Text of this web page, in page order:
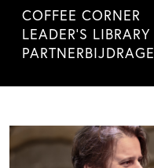
COFFEE CORNER
LEADER'S LIBRARY
PARTNERBIJDRAGE